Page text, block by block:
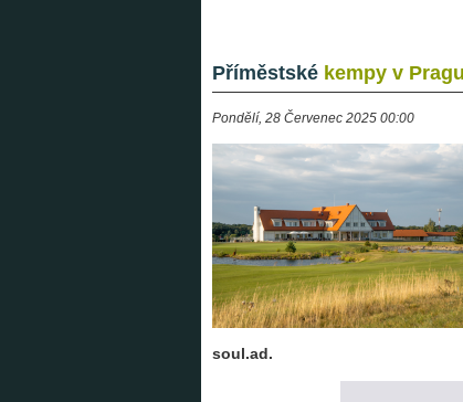
Příměstské kempy v
Pondělí, 28 Červenec 2025 00:00
soul.ad.